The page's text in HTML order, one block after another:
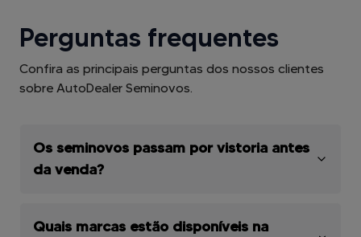
Perguntas frequentes
Confira as principais perguntas dos nossos clientes
sobre AutoDealer Seminovos.
Os seminovos passam por vistoria antes
da venda?
Quais marcas estão disponíveis na